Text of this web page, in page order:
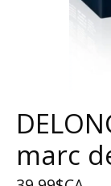
marc